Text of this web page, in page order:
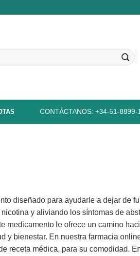
CONTÁCTANOS: +34-51-8899-
diseñado para ayudarle a dejar de
y aliviando los síntomas de
medicamento le ofrece un camino
y bienestar. En nuestra farmacia
receta médica, para su comodidad.